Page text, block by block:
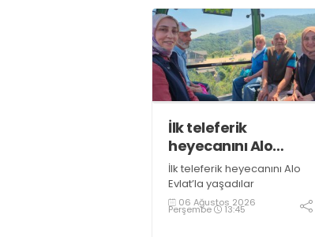
İlk teleferik
heyecanını Alo
Evlat’la yaşadılar
İlk teleferik heyecanını Alo
Evlat’la yaşadılar
06 Ağustos 2026
Perşembe 13:45